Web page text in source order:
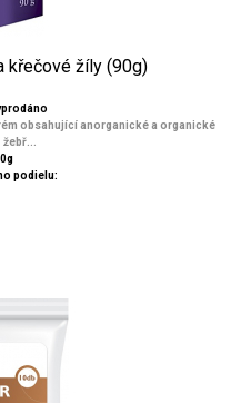
křečové žíly (90g)
obsahující anorganické a organické
podielu: